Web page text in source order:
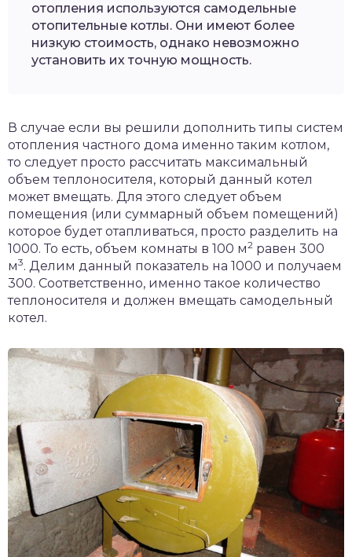
отопления используются самодельные
отопительные котлы. Они имеют более
низкую стоимость, однако невозможно
установить их точную мощность.
В случае если вы решили дополнить типы систем
отопления частного дома именно таким котлом,
то следует просто рассчитать максимальный
объем теплоносителя, который данный котел
может вмещать. Для этого следует объем
помещения (или суммарный объем помещений)
которое будет отапливаться, просто разделить на
1000. То есть, объем комнаты в 100 м2 равен 300
м3. Делим данный показатель на 1000 и получаем
300. Соответственно, именно такое количество
теплоносителя и должен вмещать самодельный
котел.